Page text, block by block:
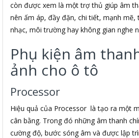
còn được xem là một trợ thủ giúp âm
nên ấm áp, đầy đặn, chi tiết, mạnh
nhạc, môi trường hay không gian nghe
Phụ kiện âm
ảnh cho ô tô
Processor
Hiệu quả của Processor là tạo ra một
cân bằng. Trong đó những âm thanh
cường độ, bước sóng âm và được lập